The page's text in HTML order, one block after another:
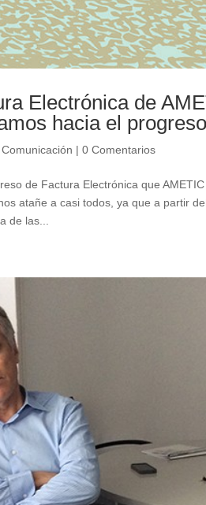
Electrónica de
hacia el progreso
Comunicación |0 Comentarios
de Factura Electrónica que
atañe a casi todos, ya que a partir
de las...